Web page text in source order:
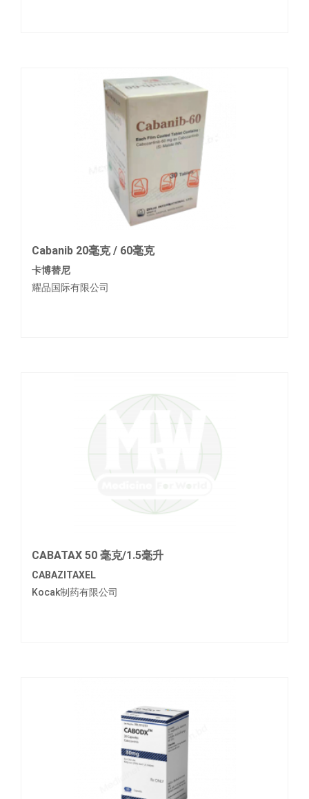
Cabanib 20毫克 / 60毫克
卡博替尼
耀品国际有限公司
CABATAX 50 毫克/1.5毫升
CABAZITAXEL
Kocak制药有限公司